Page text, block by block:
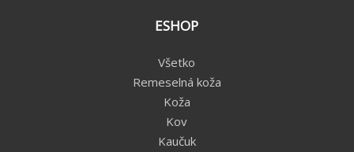
ESHOP
Všetko
Remeselná koža
Koža
Kov
Kaučuk